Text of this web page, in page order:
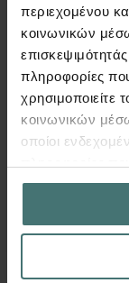
περιεχομένου
κοινωνικών
πληροφορίες
χρησιμοποιείτε
κοινωνικών
οποίοι
έχουν
των υπηρεσιών
Add to
DETAILS
Date:
Time:
Event Category:
Event Tags: